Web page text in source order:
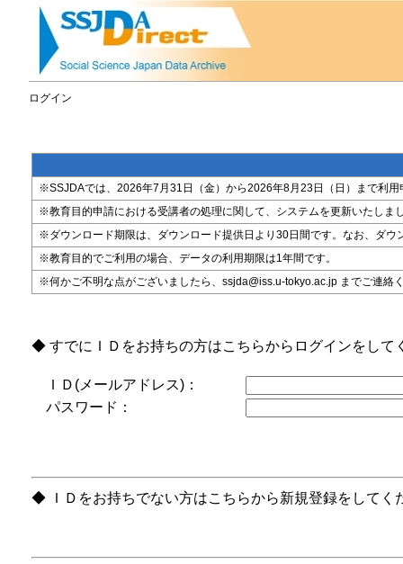
ログイン
※SSJDAでは、2026年7月31日（金）から2026年8月23日（日）まで利
※教育目的申請における受講者の処理に関して、システムを更新いたしま
※ダウンロード期限は、ダウンロード提供日より30日間です。なお、ダ
※教育目的でご利用の場合、データの利用期限は1年間です。
※何かご不明な点がございましたら、ssjda@iss.u-tokyo.ac.jp までご連絡
◆ すでにＩＤをお持ちの方はこちらからログインをして
ＩＤ(メールアドレス)：
パスワード：
◆ ＩＤをお持ちでない方はこちらから新規登録をしてく